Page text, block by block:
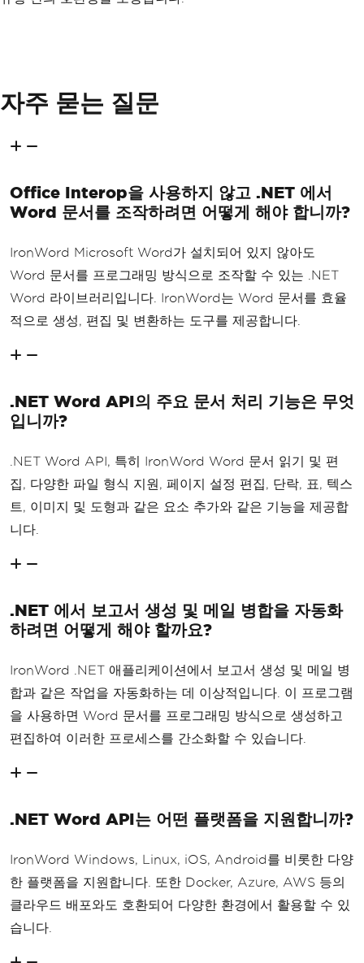
자주 묻는 질문
Office Interop을 사용하지 않고 .NET 에서
Word 문서를 조작하려면 어떻게 해야 합니까?
IronWord Microsoft Word가 설치되어 있지 않아도
Word 문서를 프로그래밍 방식으로 조작할 수 있는 .NET
Word 라이브러리입니다. IronWord는 Word 문서를 효율
적으로 생성, 편집 및 변환하는 도구를 제공합니다.
.NET Word API의 주요 문서 처리 기능은 무엇
입니까?
.NET Word API, 특히 IronWord Word 문서 읽기 및 편
집, 다양한 파일 형식 지원, 페이지 설정 편집, 단락, 표, 텍스
트, 이미지 및 도형과 같은 요소 추가와 같은 기능을 제공합
니다.
.NET 에서 보고서 생성 및 메일 병합을 자동화
하려면 어떻게 해야 할까요?
IronWord .NET 애플리케이션에서 보고서 생성 및 메일 병
합과 같은 작업을 자동화하는 데 이상적입니다. 이 프로그램
을 사용하면 Word 문서를 프로그래밍 방식으로 생성하고
편집하여 이러한 프로세스를 간소화할 수 있습니다.
.NET Word API는 어떤 플랫폼을 지원합니까?
IronWord Windows, Linux, iOS, Android를 비롯한 다양
한 플랫폼을 지원합니다. 또한 Docker, Azure, AWS 등의
클라우드 배포와도 호환되어 다양한 환경에서 활용할 수 있
습니다.